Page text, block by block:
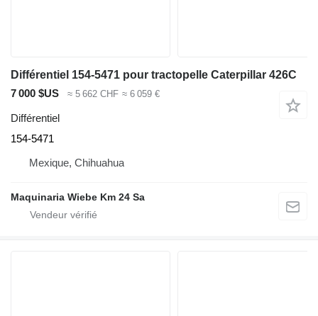
Différentiel 154-5471 pour tractopelle Caterpillar 426C
7 000 $US
≈ 5 662 CHF ≈ 6 059 €
Différentiel
154-5471
Mexique, Chihuahua
Maquinaria Wiebe Km 24 Sa